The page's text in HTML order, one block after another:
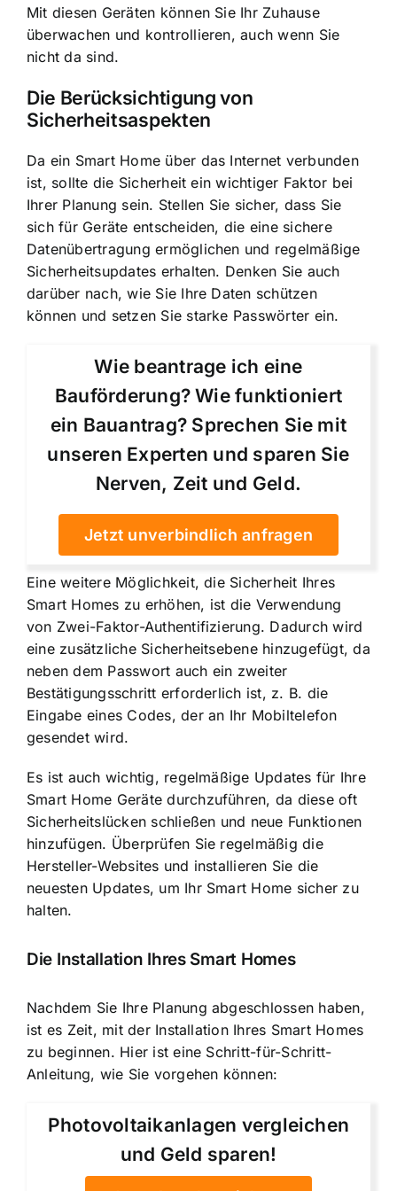
Mit diesen Geräten können Sie Ihr Zuhause
überwachen und kontrollieren, auch wenn Sie
nicht da sind.
Die Berücksichtigung von
Sicherheitsaspekten
Da ein Smart Home über das Internet verbunden
ist, sollte die Sicherheit ein wichtiger Faktor bei
Ihrer Planung sein. Stellen Sie sicher, dass Sie
sich für Geräte entscheiden, die eine sichere
Datenübertragung ermöglichen und regelmäßige
Sicherheitsupdates erhalten. Denken Sie auch
darüber nach, wie Sie Ihre Daten schützen
können und setzen Sie starke Passwörter ein.
Wie beantrage ich eine
Bauförderung? Wie funktioniert
ein Bauantrag? Sprechen Sie mit
unseren Experten und sparen Sie
Nerven, Zeit und Geld.
Jetzt unverbindlich anfragen
Eine weitere Möglichkeit, die Sicherheit Ihres
Smart Homes zu erhöhen, ist die Verwendung
von Zwei-Faktor-Authentifizierung. Dadurch wird
eine zusätzliche Sicherheitsebene hinzugefügt, da
neben dem Passwort auch ein zweiter
Bestätigungsschritt erforderlich ist, z. B. die
Eingabe eines Codes, der an Ihr Mobiltelefon
gesendet wird.
Es ist auch wichtig, regelmäßige Updates für Ihre
Smart Home Geräte durchzuführen, da diese oft
Sicherheitslücken schließen und neue Funktionen
hinzufügen. Überprüfen Sie regelmäßig die
Hersteller-Websites und installieren Sie die
neuesten Updates, um Ihr Smart Home sicher zu
halten.
Die Installation Ihres Smart Homes
Nachdem Sie Ihre Planung abgeschlossen haben,
ist es Zeit, mit der Installation Ihres Smart Homes
zu beginnen. Hier ist eine Schritt-für-Schritt-
Anleitung, wie Sie vorgehen können:
Photovoltaikanlagen vergleichen
und Geld sparen!